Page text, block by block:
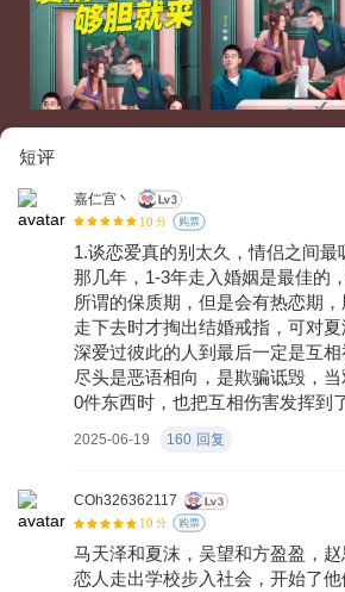
短评
嘉仁宫丶
10 分 购票
1.谈恋爱真的别太久，情侣之间
那几年，1-3年走入婚姻是最佳的
所谓的保质期，但是会有热恋期
走下去时才掏出结婚戒指，可对
深爱过彼此的人到最后一定是互
尽头是恶语相向，是欺骗诋毁，
0件东西时，也把互相伤害发挥到
品质，谁的青春不可贵。 3.爱的
瞒，如果说争吵是婚姻中的调味
感和拥抱则是一味和好剂，也许是
菜，一件不用花很多钱的小礼物
而是彼此均衡，这样的爱情才会
2025-06-19 160 回复
COh326362117
10 分 购票
马天泽和夏沫，吴望和方盈盈，
恋人走出学校步入社会，开始了他